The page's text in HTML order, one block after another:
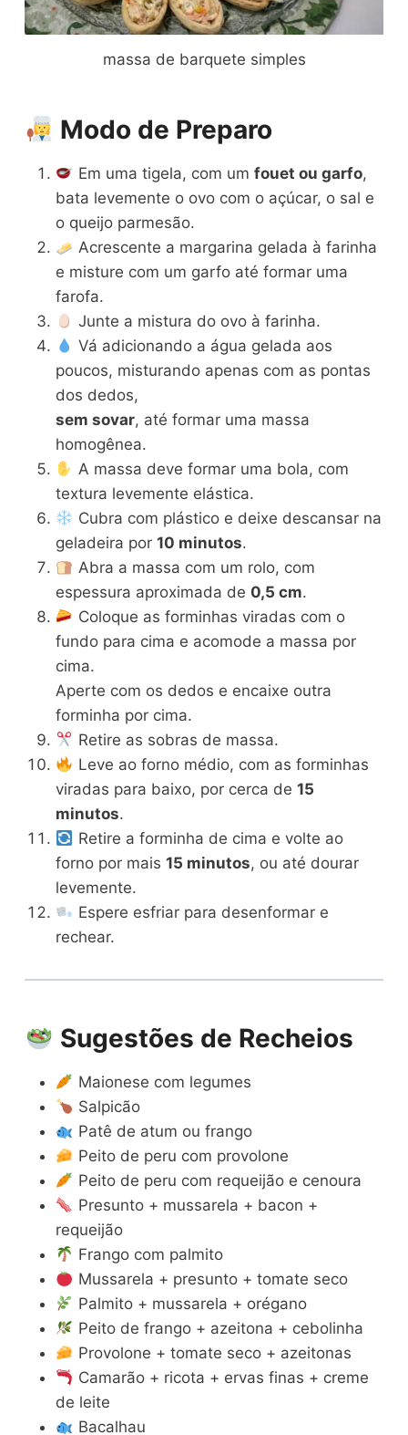
massa de barquete simples
Modo de Preparo
Em uma tigela, com um fouet ou garfo,
bata levemente o ovo com o açúcar, o sal e
o queijo parmesão.
Acrescente a margarina gelada à farinha
e misture com um garfo até formar uma
farofa.
Junte a mistura do ovo à farinha.
Vá adicionando a água gelada aos
poucos, misturando apenas com as pontas
dos dedos,
sem sovar, até formar uma massa
homogênea.
A massa deve formar uma bola, com
textura levemente elástica.
Cubra com plástico e deixe descansar na
geladeira por10 minutos.
Abra a massa com um rolo, com
espessura aproximada de 0,5 cm.
Coloque as forminhas viradas com o
fundo para cima e acomode a massa por
cima.
Aperte com os dedos e encaixe outra
forminha por cima.
Retire as sobras de massa.
Leve ao forno médio, com as forminhas
viradas para baixo, por cerca de15
minutos.
Retire a forminha de cima e volte ao
forno por mais15 minutos, ou até dourar
levemente.
Espere esfriar para desenformar e
rechear.
Sugestões de Recheios
Maionese com legumes
Salpicão
Patê de atum ou frango
Peito de peru com provolone
Peito de peru com requeijão e cenoura
Presunto + mussarela + bacon +
requeijão
Frango com palmito
Mussarela + presunto + tomate seco
Palmito + mussarela + orégano
Peito de frango + azeitona + cebolinha
Provolone + tomate seco + azeitonas
Camarão + ricota + ervas finas + creme
de leite
Bacalhau